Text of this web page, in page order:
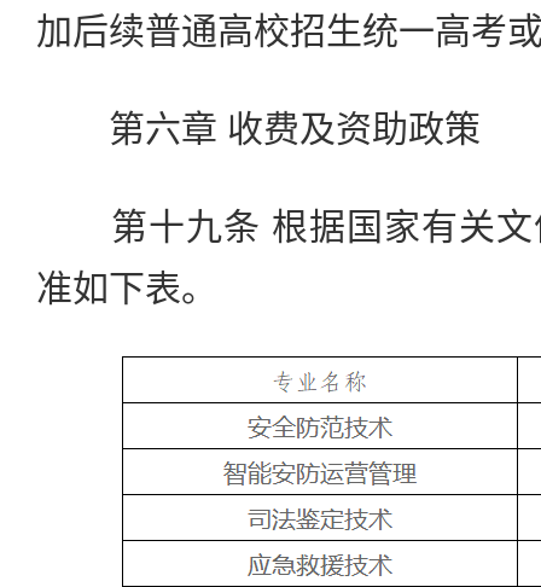
加后续普通高校招生统一高考
第六章 收费及资助政策
第十九条 根据国家有关文
准如下表。